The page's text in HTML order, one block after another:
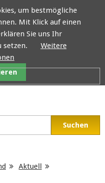
Aktuell
um bestmögliche
Mit Klick auf einen
Sie uns Ihr
setzen.
Weitere